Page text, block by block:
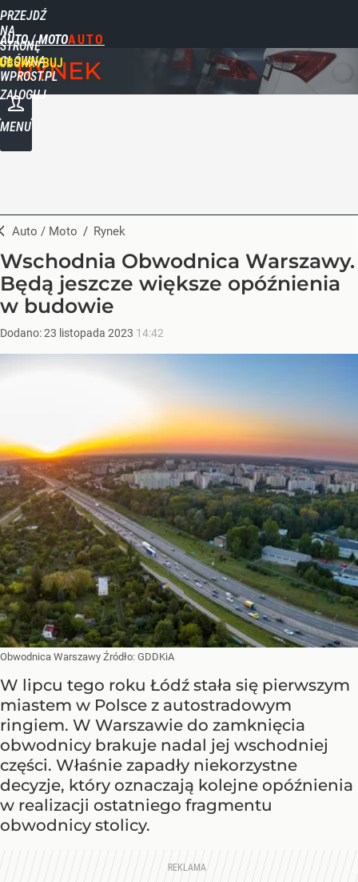
PRZEJDŹ
NA
STRONĘ
GŁÓWNĄ
WPROST.PL
AUTO / MOTO
ZALOGUJ
MENU
RYNEK
Auto / Moto / Rynek
Wschodnia Obwodnica Warszawy.
Będą jeszcze większe opóźnienia
w budowie
Dodano:23 listopada 2023 14:42
Obwodnica Warszawy Źródło: GDDKiA
W lipcu tego roku Łódź stała się pierwszym
miastem w Polsce z autostradowym
ringiem. W Warszawie do zamknięcia
obwodnicy brakuje nadal jej wschodniej
części. Właśnie zapadły niekorzystne
decyzje, który oznaczają kolejne opóźnienia
w realizacji ostatniego fragmentu
obwodnicy stolicy.